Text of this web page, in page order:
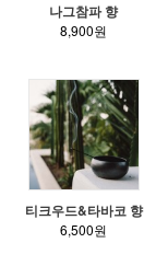
나그참파 향
8,900원
티크우드&타바코 향
6,500원